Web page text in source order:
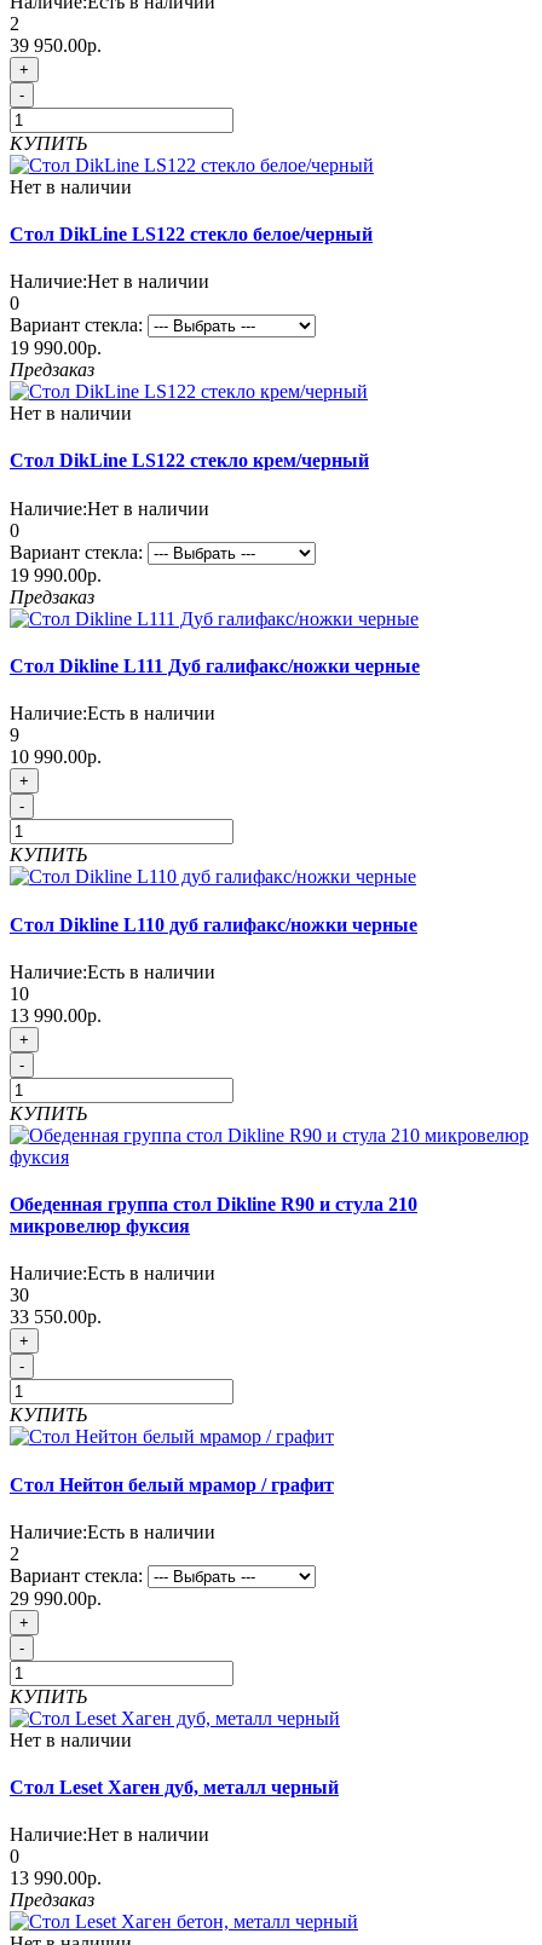
2
39 950.00р.
+
-
КУПИТЬ
Нет в наличии
Стол DikLine LS122 стекло белое/черный
Наличие:Нет в наличии
0
Вариант стекла:
19 990.00р.
Предзаказ
Нет в наличии
Стол DikLine LS122 стекло крем/черный
Наличие:Нет в наличии
0
Вариант стекла:
19 990.00р.
Предзаказ
Стол Dikline L111 Дуб галифакс/ножки черные
Наличие:Есть в наличии
9
10 990.00р.
+
-
КУПИТЬ
Стол Dikline L110 дуб галифакс/ножки черные
Наличие:Есть в наличии
10
13 990.00р.
+
-
КУПИТЬ
Обеденная группа стол Dikline R90 и стула 210
микровелюр фуксия
Наличие:Есть в наличии
30
33 550.00р.
+
-
КУПИТЬ
Стол Нейтон белый мрамор / графит
Наличие:Есть в наличии
2
Вариант стекла:
29 990.00р.
+
-
КУПИТЬ
Нет в наличии
Стол Leset Хаген дуб, металл черный
Наличие:Нет в наличии
0
13 990.00р.
Предзаказ